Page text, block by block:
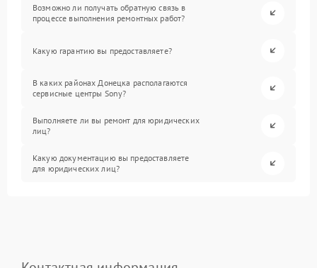
Возможно ли получать обратную связь в
процессе выполнения ремонтных работ?
Какую гарантию вы предоставляете?
В каких районах Донецка располагаются
сервисные центры Sony?
Выполняете ли вы ремонт для юридических
лиц?
Какую документацию вы предоставляете
для юридических лиц?